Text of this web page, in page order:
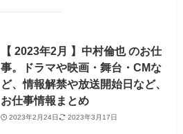
【 2023年2月 】中村倫也 のお仕
事。ドラマや映画・舞台・CMな
ど、情報解禁や放送開始日など、
お仕事情報まとめ
2023年2月24日 2023年3月17日